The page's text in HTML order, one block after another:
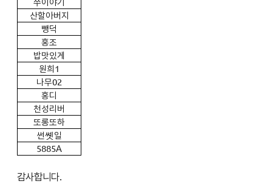
쭈이야기
산할아버지
뺑덕
홍조
밥맛있게
원희1
나무02
홍디
천성리버
또롱또하
썬쏏일
5885A
감사합니다.